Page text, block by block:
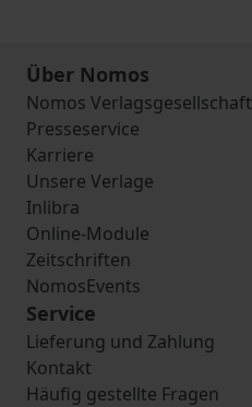
Über Nomos
Nomos Verlagsgesellschaft
Presseservice
Karriere
Unsere Verlage
Inlibra
Online-Module
Zeitschriften
NomosEvents
Service
Lieferung und Zahlung
Kontakt
Häufig gestellte Fragen